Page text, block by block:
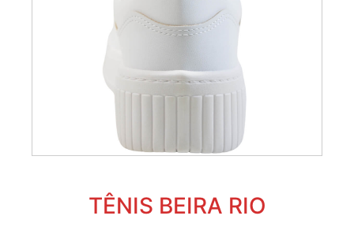
TÊNIS BEIRA RIO